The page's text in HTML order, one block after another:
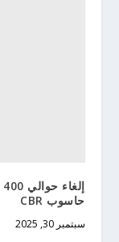
حاسوب CBR
سبتمبر 30, 2025